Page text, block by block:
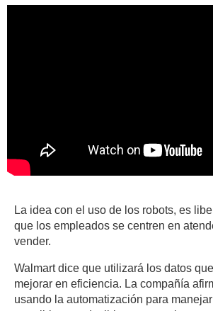
La idea con el uso de los robots, es
que los empleados se centren en
vender.
Walmart dice que utilizará los datos
mejorar en eficiencia. La compañía
usando la automatización para